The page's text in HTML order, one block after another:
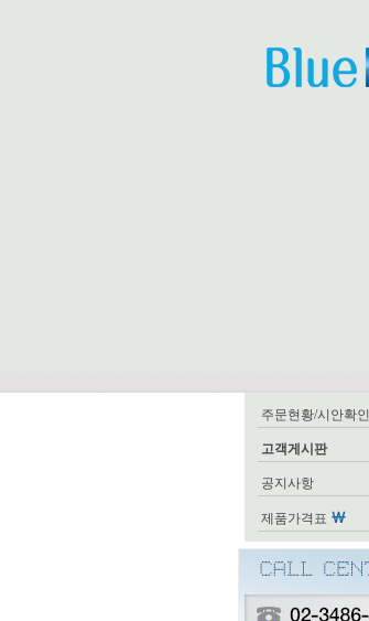
주문현황/시안확인
고객게시판
공지사항
제품가격표